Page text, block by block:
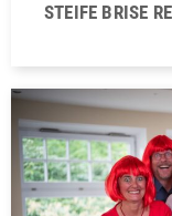
STEIFE BRISE